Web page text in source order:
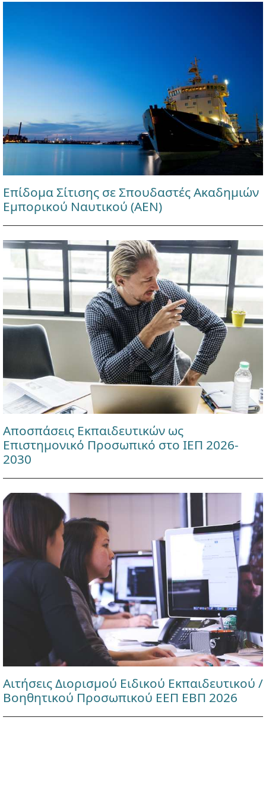
Επίδομα Σίτισης σε Σπουδαστές Ακαδημιών
Εμπορικού Ναυτικού (ΑΕΝ)
Αποσπάσεις Εκπαιδευτικών ως
Επιστημονικό Προσωπικό στο ΙΕΠ 2026-
2030
Αιτήσεις Διορισμού Ειδικού Εκπαιδευτικού /
Βοηθητικού Προσωπικού ΕΕΠ ΕΒΠ 2026